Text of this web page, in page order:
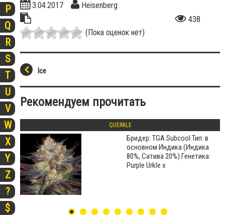
P
Q
R
S
T
U
V
W
X
Y
Z
?
$
3.04.2017
Heisenberg
438
(Пока оценок нет)
Ice
Рекомендуем прочитать
QUERKLE
Бридер: TGA Subcool Тип: в
основном Индика (Индика
80%, Сатива 20%) Генетика:
Purple Urkle x